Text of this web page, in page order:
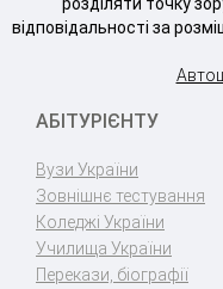
відповідальності за
АБІТУРІЄНТУ
Вузи України
Зовнішнє тестування
Коледжі України
Училища України
Перекази, біографії